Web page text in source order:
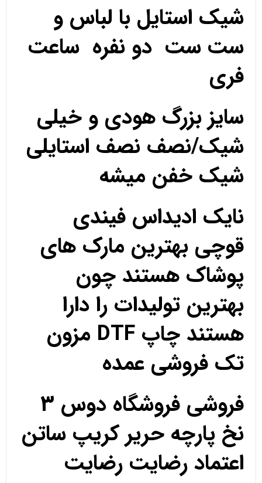
شیک استایل با لباس و
ست ست دو نفره ساعت
فری
سایز بزرگ هودی و خیلی
شیک/نصف نصف استایلی
شیک خفن میشه
نایک ادیداس فیندی
قوچی بهترین مارک های
پوشاک هستند چون
بهترین تولیدات را دارا
هستند چاپ DTF مزون
تک فروشی عمده
فروشی فروشگاه دوس 3
نخ پارچه حریر کریپ ساتن
اعتماد رضایت رضایت